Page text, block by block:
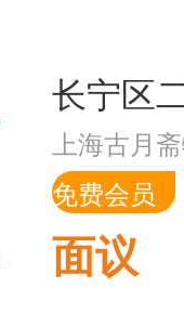
上海古月
免费会员
面议